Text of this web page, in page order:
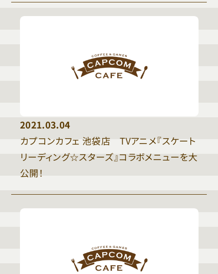
2021.03.04
カプコンカフェ 池袋店 TVアニメ『スケート
リーディング☆スターズ』コラボメニューを大
公開！